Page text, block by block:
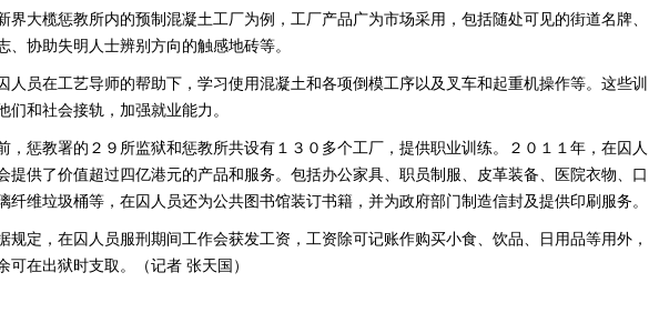
界大榄惩教所内的预制混凝土工厂为例，工厂产品广为市场采用，包括随处可见的街道名牌、
、协助失明人士辨别方向的触感地砖等。
人员在工艺导师的帮助下，学习使用混凝土和各项倒模工序以及叉车和起重机操作等。这些训
们和社会接轨，加强就业能力。
，惩教署的２９所监狱和惩教所共设有１３０多个工厂，提供职业训练。２０１１年，在囚人
提供了价值超过四亿港元的产品和服务。包括办公家具、职员制服、皮革装备、医院衣物、口
纤维垃圾桶等，在囚人员还为公共图书馆装订书籍，并为政府部门制造信封及提供印刷服务。
规定，在囚人员服刑期间工作会获发工资，工资除可记账作购买小食、饮品、日用品等用外，
可在出狱时支取。（记者 张天国）